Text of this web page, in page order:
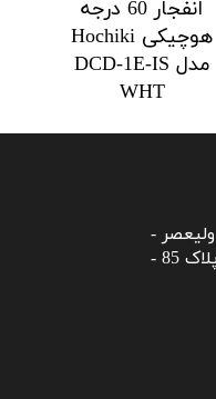
انفجار 60 درجه
هوچیکی Hochiki
مدل DCD-1E-IS
WHT
-
ابتدای خیابان مطهری - کوچه منصور - پلاک 85 -